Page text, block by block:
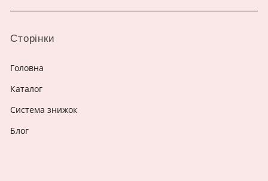
Сторінки
Головна
Каталог
Система знижок
Блог